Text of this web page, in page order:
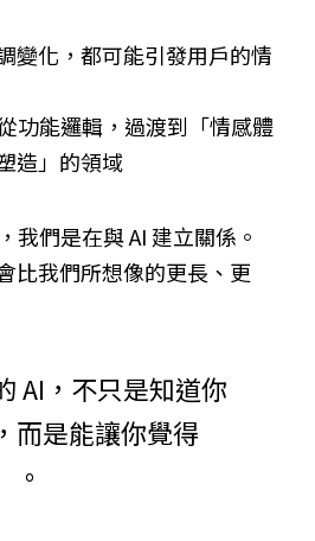
變化，都可能引發用戶的情
功能邏輯，過渡到「情感體
造」的領域
我們是在與 AI 建立關係。
比我們所想像的更長、更
AI，不只是知道你
而是能讓你覺得
。